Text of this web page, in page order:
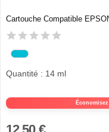
Cartouche Compatible
Quantité : 14 ml